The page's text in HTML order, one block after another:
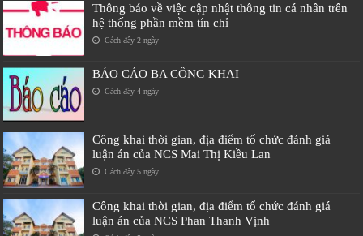
Thông báo về việc cập nhật thông tin cá nhân trên
hệ thống phần mềm tín chỉ
Cách đây 2 ngày
BÁO CÁO BA CÔNG KHAI
Cách đây 4 ngày
Công khai thời gian, địa điểm tổ chức đánh giá
luận án của NCS Mai Thị Kiều Lan
Cách đây 5 ngày
Công khai thời gian, địa điểm tổ chức đánh giá
luận án của NCS Phan Thanh Vịnh